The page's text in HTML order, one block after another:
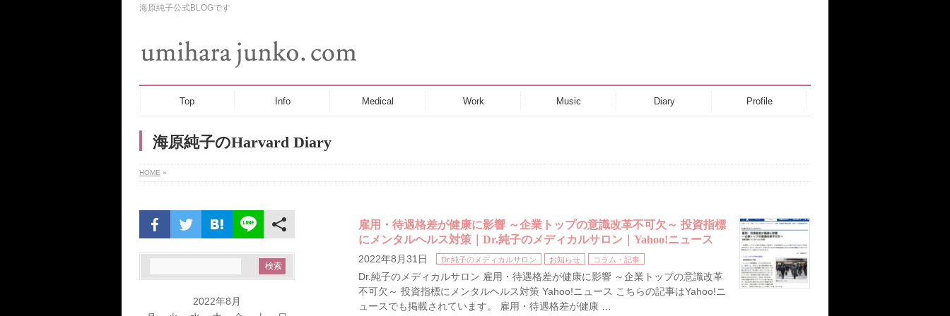
海原純子公式BLOGです
Top Info Medical Work Music Diary Profile
海原純子のHarvard Diary
HOME »
雇用・待遇格差が健康に影響 ～企業トップの意識改革不可欠～ 投資指標
にメンタルヘルス対策｜Dr.純子のメディカルサロン｜Yahoo!ニュース
2022年8月31日 Dr.純子のメディカルサロン お知らせ コラム・記事
Dr.純子のメディカルサロン 雇用・待遇格差が健康に影響 ～企業トップの意識改革
不可欠～ 投資指標にメンタルヘルス対策 Yahoo!ニュース こちらの記事はYahoo!ニ
ュースでも掲載されています。 雇用・待遇格差が健康 …
2022年8月